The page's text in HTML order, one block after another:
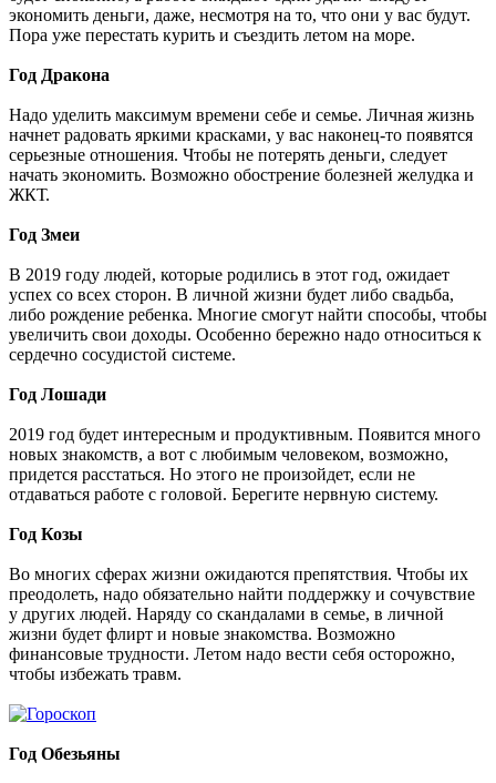
экономить деньги, даже, несмотря на то, что они у вас будут.
Пора уже перестать курить и съездить летом на море.
Год Дракона
Надо уделить максимум времени себе и семье. Личная жизнь
начнет радовать яркими красками, у вас наконец-то появятся
серьезные отношения. Чтобы не потерять деньги, следует
начать экономить. Возможно обострение болезней желудка и
ЖКТ.
Год Змеи
В 2019 году людей, которые родились в этот год, ожидает
успех со всех сторон. В личной жизни будет либо свадьба,
либо рождение ребенка. Многие смогут найти способы, чтобы
увеличить свои доходы. Особенно бережно надо относиться к
сердечно сосудистой системе.
Год Лошади
2019 год будет интересным и продуктивным. Появится много
новых знакомств, а вот с любимым человеком, возможно,
придется расстаться. Но этого не произойдет, если не
отдаваться работе с головой. Берегите нервную систему.
Год Козы
Во многих сферах жизни ожидаются препятствия. Чтобы их
преодолеть, надо обязательно найти поддержку и сочувствие
у других людей. Наряду со скандалами в семье, в личной
жизни будет флирт и новые знакомства. Возможно
финансовые трудности. Летом надо вести себя осторожно,
чтобы избежать травм.
Год Обезьяны